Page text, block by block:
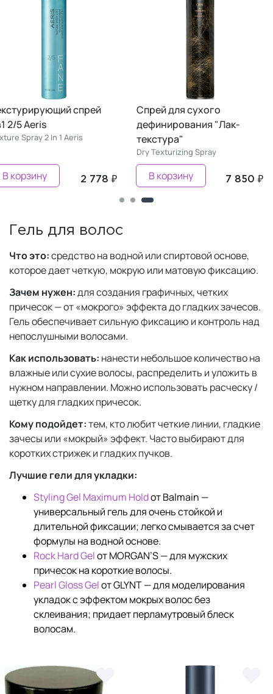
спрей
2/5 Aeris
Spray 2 In 1 Aeris
2 778 ₽
В корзину
Спрей для сухого
дефинирования "Лак-
текстура"
Dry Texturizing Spray
7 850 ₽
В корзину
Гель для волос
Что это:средство на водной или спиртовой основе,
которое дает четкую, мокрую или матовую фиксацию.
Зачем нужен:для создания графичных, четких
причесок — от «мокрого» эффекта до гладких зачесов.
Гель обеспечивает сильную фиксацию и контроль над
непослушными волосами.
Как использовать: нанести небольшое количество на
влажные или сухие волосы, распределить и уложить в
нужном направлении. Можно использовать расческу /
щетку для гладких причесок.
Кому подойдет:тем, кто любит четкие линии, гладкие
зачесы или «мокрый» эффект. Часто выбирают для
коротких стрижек и гладких пучков.
Лучшие гели для укладки:
Styling Gel Maximum Holdот Balmain —
универсальный гель для очень стойкой и
длительной фиксации; легко смывается за счет
формулы на водной основе.
Rock Hard Gelот MORGAN’S — для мужских
причесок на короткие волосы.
Pearl Gloss Gelот GLYNT — для моделирования
укладок с эффектом мокрых волос без
склеивания; придает перламутровый блеск
волосам.